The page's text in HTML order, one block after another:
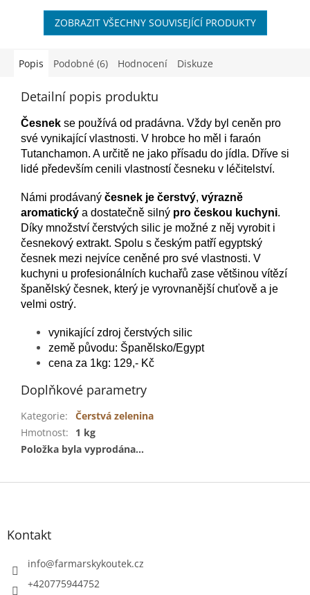
ZOBRAZIT VŠECHNY SOUVISEJÍCÍ PRODUKTY
Popis Podobné (6) Hodnocení Diskuze
Detailní popis produktu
Česnek se používá od pradávna. Vždy byl ceněn pro
své vynikající vlastnosti. V hrobce ho měl i faraón
Tutanchamon. A určitě ne jako přísadu do jídla. Dříve si
lidé především cenili vlastností česneku v léčitelství.
Námi prodávaný česnek je čerstvý, výrazně
aromatický a dostatečně silný pro českou kuchyni.
Díky množství čerstvých silic je možné z něj vyrobit i
česnekový extrakt. Spolu s českým patří egyptský
česnek mezi nejvíce ceněné pro své vlastnosti. V
kuchyni u profesionálních kuchařů zase většinou vítězí
španělský česnek, který je vyrovnanější chuťově a je
velmi ostrý.
vynikající zdroj čerstvých silic
země původu: Španělsko/Egypt
cena za 1kg: 129,- Kč
Doplňkové parametry
Kategorie:
Čerstvá zelenina
Hmotnost:
1 kg
Položka byla vyprodána…
Z
Kontakt
info@farmarskykoutek.cz
+420775944752